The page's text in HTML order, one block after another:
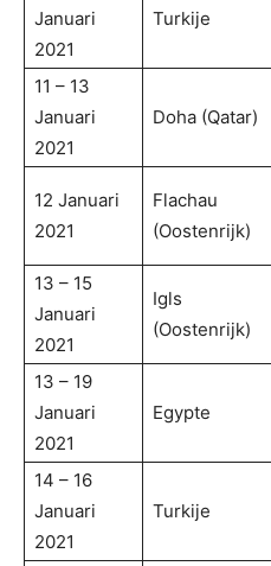
Januari
2021
Turkije
11 – 13
Januari
2021
Doha (Qatar)
12 Januari
2021
Flachau
(Oostenrijk)
13 – 15
Januari
2021
Igls
(Oostenrijk)
13 – 19
Januari
2021
Egypte
14 – 16
Januari
2021
Turkije